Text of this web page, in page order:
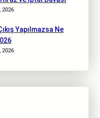
2026
Yapılmazsa Ne
2026